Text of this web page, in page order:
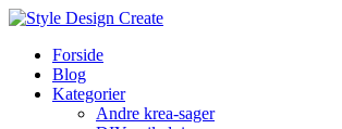
Forside
Blog
Kategorier
Andre krea-sager